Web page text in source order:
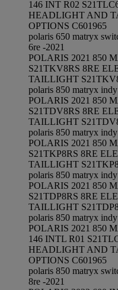
146 INT R02
HEADLIGHT AND
OPTIONS C601965
polaris 650 matryx
6re -2021
POLARIS 2021 850
S21TKV8RS 8RE
TAILLIGHT
polaris 850 matryx
POLARIS 2021 850
S21TDV8RS 8RE
TAILLIGHT
polaris 850 matryx
POLARIS 2021 850
S21TKP8RS 8RE
TAILLIGHT
polaris 850 matryx
POLARIS 2021 850
S21TDP8RS 8RE
TAILLIGHT
polaris 850 matryx
POLARIS 2021 850
146 INTL R01
HEADLIGHT AND
OPTIONS C601965
polaris 850 matryx
8re -2021